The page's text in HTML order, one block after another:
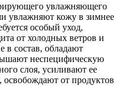
увлажняющего
увлажняют кожу в зимнее
особый уход,
от холодных ветров и
в состав, обладают
неспецифическую
слоя, усиливают ее
освобождают от продуктов